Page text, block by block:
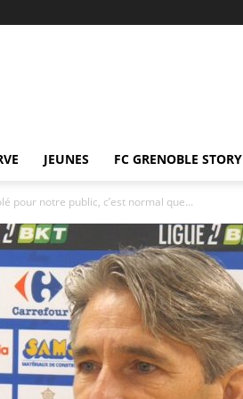
JEUNES FC GRENOBLE STORY
pour notre public, c’est normal que...